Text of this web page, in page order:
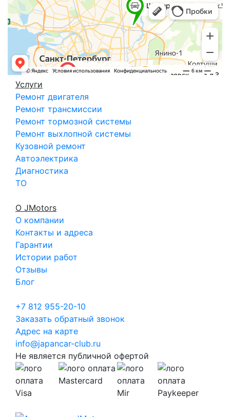
Услуги
Ремонт двигателя
Ремонт трансмиссии
Ремонт тормозной системы
Ремонт выхлопной системы
Кузовной ремонт
Автоэлектрика
Диагностика
ТО
О JMotors
О компании
Контакты и адреса
Гарантии
Истории работ
Отзывы
Блог
+7 812 955-20-10
Заказать обратный звонок
Адрес на карте
info@japancar-club.ru
Не является публичной офертой